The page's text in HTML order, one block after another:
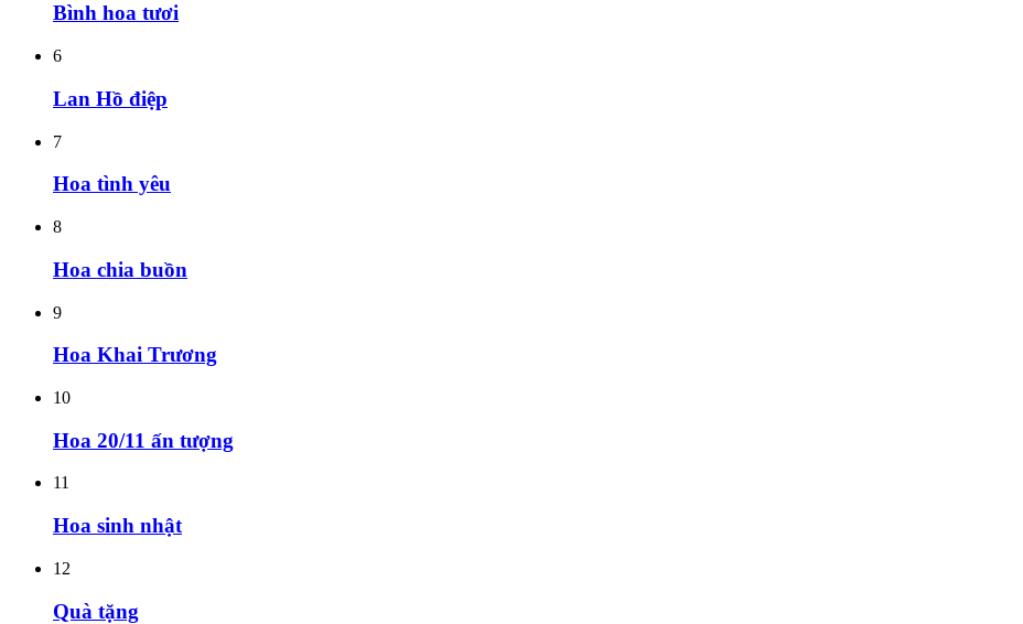
Bình hoa tươi
6
Lan Hồ điệp
7
Hoa tình yêu
8
Hoa chia buồn
9
Hoa Khai Trương
10
Hoa 20/11 ấn tượng
11
Hoa sinh nhật
12
Quà tặng